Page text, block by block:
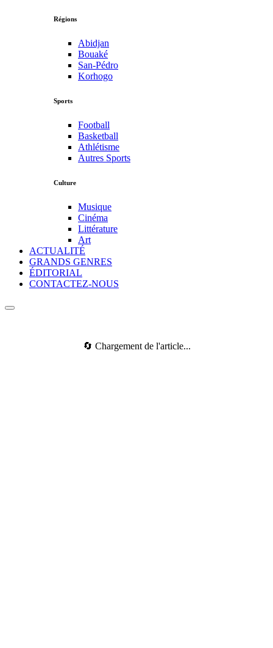
Régions
Abidjan
Bouaké
San-Pédro
Korhogo
Sports
Football
Basketball
Athlétisme
Autres Sports
Culture
Musique
Cinéma
Littérature
Art
ACTUALITÉ
GRANDS GENRES
ÉDITORIAL
CONTACTEZ-NOUS
🔄 Chargement de l'article...